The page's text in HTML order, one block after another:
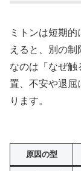
ミトンは短期
えると、別の
なのは「なぜ
置、不安や退
ります。
原因の型